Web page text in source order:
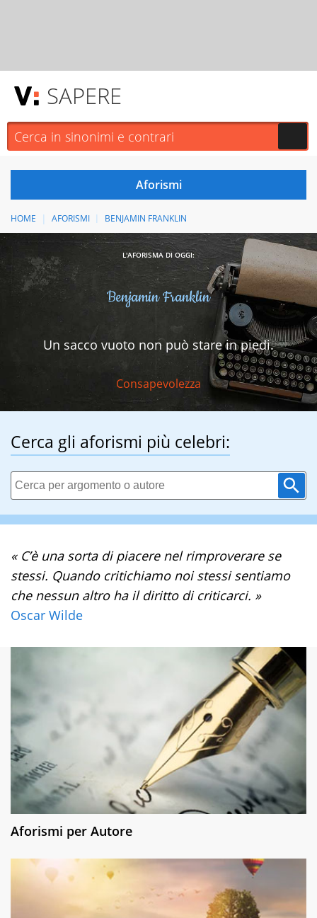
SAPERE
HOME AFORISMI BENJAMIN FRANKLIN
L'AFORISMA DI OGGI:
Benjamin Franklin
Un sacco vuoto non può stare in piedi.
Consapevolezza
Cerca gli aforismi più celebri:
« C’è una sorta di piacere nel rimproverare se
stessi. Quando critichiamo noi stessi sentiamo
che nessun altro ha il diritto di criticarci. »
Oscar Wilde
Aforismi per Autore